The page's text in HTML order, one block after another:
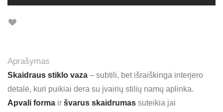
Aprašymas
Skaidraus stiklo vaza – subtili, bet išraiškinga interjero
detalė, kuri puikiai dera su įvairių stilių namų aplinka.
Apvali forma ir švarus skaidrumas suteikia jai